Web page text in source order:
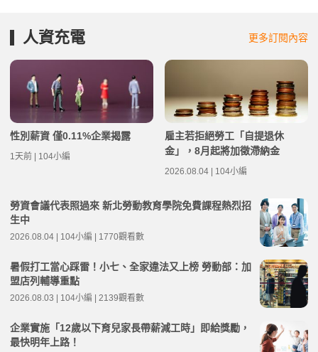
人資充電 更多訂閱內容
性別薪資 僅0.11%企業揭露
1天前 | 104小編
雇主若拒絕勞工「自提退休
金」，8月起將加徵滯納金
2026.08.04 | 104小編
勞資會議代表照過來 新北勞動教育學院免費課程熱烈招
生中
2026.08.04 | 104小編 | 1770觀看數
暑假打工當心踩雷！小七、全家違法又上榜 勞動部：加
盟店列輔導重點
2026.08.03 | 104小編 | 2139觀看數
企業實施「12歲以下育兒家長帶薪減工時」即給獎勵，
最快明年上路！